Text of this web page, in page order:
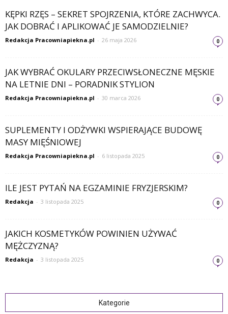
KĘPKI RZĘS – SEKRET SPOJRZENIA, KTÓRE ZACHWYCA.
JAK DOBRAĆ I APLIKOWAĆ JE SAMODZIELNIE?
Redakcja Pracowniapiekna.pl - 26 maja 2026 0
JAK WYBRAĆ OKULARY PRZECIWSŁONECZNE MĘSKIE
NA LETNIE DNI – PORADNIK STYLION
Redakcja Pracowniapiekna.pl - 30 marca 2026 0
SUPLEMENTY I ODŻYWKI WSPIERAJĄCE BUDOWĘ
MASY MIĘŚNIOWEJ
Redakcja Pracowniapiekna.pl - 6 listopada 2025 0
ILE JEST PYTAŃ NA EGZAMINIE FRYZJERSKIM?
Redakcja - 3 listopada 2025 0
JAKICH KOSMETYKÓW POWINIEN UŻYWAĆ
MĘŻCZYZNĄ?
Redakcja - 3 listopada 2025 0
Kategorie